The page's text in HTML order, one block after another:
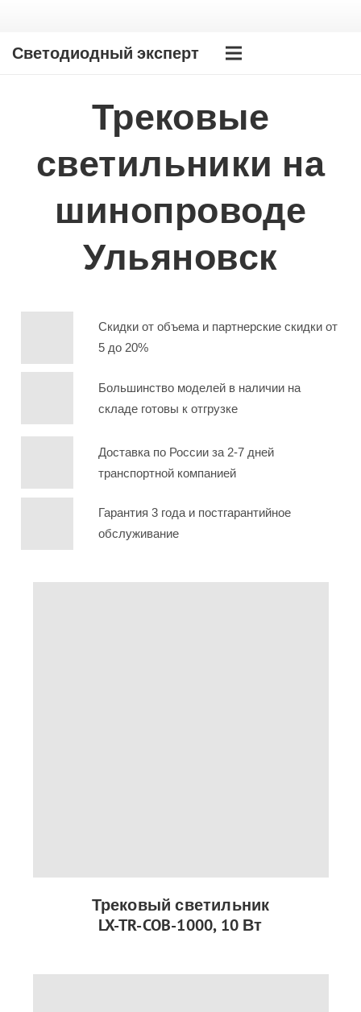
Светодиодный эксперт
Трековые
светильники на
шинопроводе
Ульяновск
Скидки от объема и партнерские скидки от
5 до 20%
Большинство моделей в наличии на
складе готовы к отгрузке
Доставка по России за 2-7 дней
транспортной компанией
Гарантия 3 года и постгарантийное
обслуживание
Трековый светильник
LX-TR-COB-1000, 10 Вт